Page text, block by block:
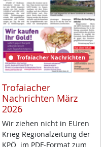
Trofaiacher Nachrichten
Trofaiacher
Nachrichten März
2026
Wir zie­hen nicht in EU­ren
Krieg Re­gio­nal­zei­tung der
KPÖ im PDF-For­mat zum